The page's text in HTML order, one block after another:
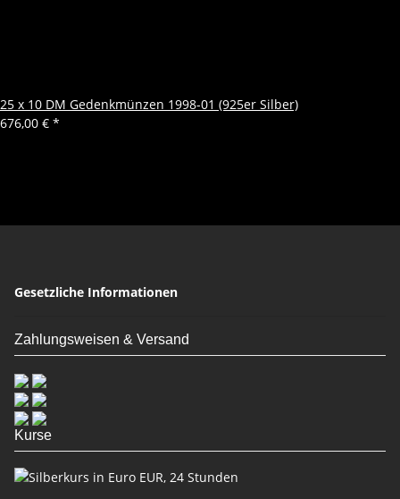
25 x 10 DM Gedenkmünzen 1998-01 (925er Silber)
676,00 € *
Gesetzliche Informationen
Zahlungsweisen & Versand
Kurse